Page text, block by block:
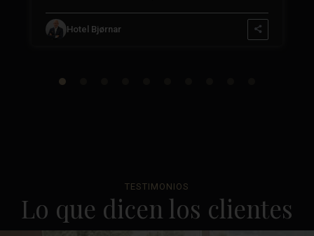
Hotel Bjørnar
TESTIMONIOS
Lo que dicen los clientes